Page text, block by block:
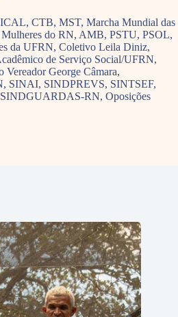
CTB, MST, Marcha Mundial das
Mulheres do RN, AMB, PSTU, PSOL,
da UFRN, Coletivo Leila Diniz,
de Serviço Social/UFRN,
George Câmara,
SINAI, SINDPREVS, SINTSEF,
RN, Oposições